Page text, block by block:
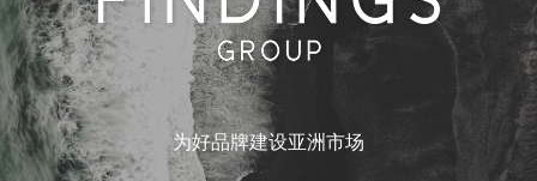
为好品牌建设亚洲市场